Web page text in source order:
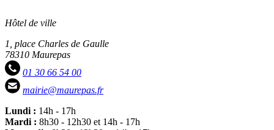
Hôtel de ville
1, place Charles de Gaulle
78310 Maurepas
01 30 66 54 00
mairie@maurepas.fr
Lundi : 14h - 17h
Mardi : 8h30 - 12h30 et 14h - 17h